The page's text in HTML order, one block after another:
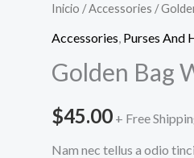
Inicio /Accessories /
Accessories Purses And
Golden Bag
$45.00 + Free
Nam nec tellus a odio